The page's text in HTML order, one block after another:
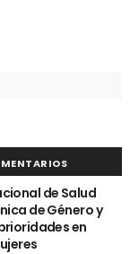
de Salud
de Género y
en